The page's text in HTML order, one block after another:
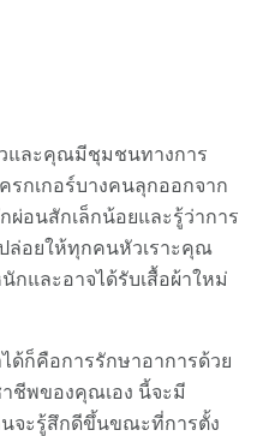
และคุณมีชุมชนทางการ
กเกอร์บางคนลุกออกจาก
ผ่อนสักเล็กน้อยและรู้ว่าการ
ล่อยให้ทุกคนหัวเราะคุณ
และอาจได้รับเสื้อผ้าใหม่
ก็คือการรักษาอาการด้วย
ชีพของคุณเอง นี้จะมี
จะรู้สึกดีขึ้นขณะที่การตั้ง